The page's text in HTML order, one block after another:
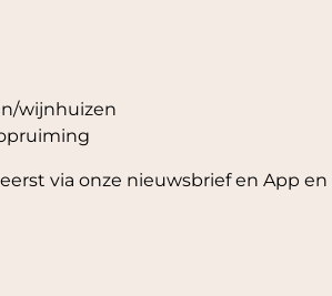
wijnhuizen
via onze nieuwsbrief en App